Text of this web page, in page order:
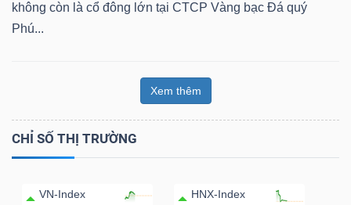
không còn là cổ đông lớn tại CTCP Vàng bạc Đá quý
Phú...
Xem thêm
CHỈ SỐ THỊ TRƯỜNG
VN-Index HNX-Index